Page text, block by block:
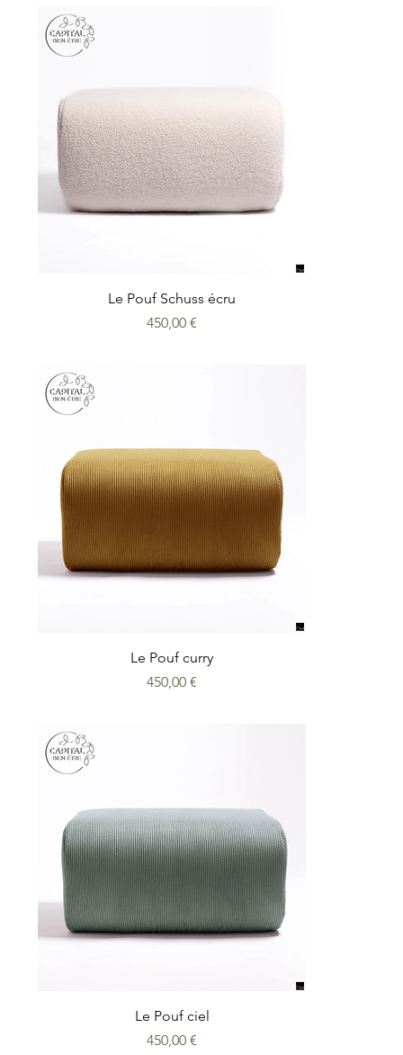
Le Pouf Schuss écru
Prix
450,00 €
Le Pouf curry
Prix
450,00 €
Le Pouf ciel
Prix
450,00 €